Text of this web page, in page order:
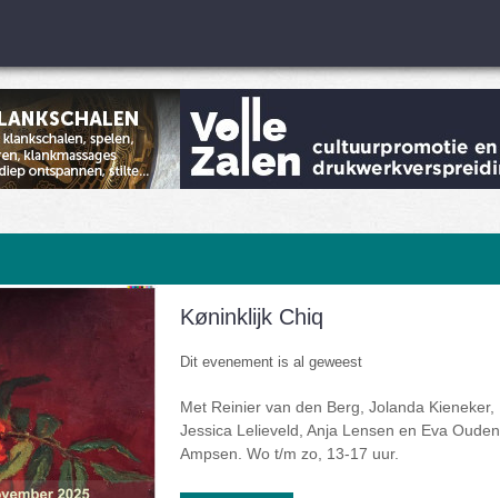
Køninklijk Chiq
Dit evenement is al geweest
Met Reinier van den Berg, Jolanda Kieneker,
Jessica Lelieveld, Anja Lensen en Eva Ouden
Ampsen. Wo t/m zo, 13-17 uur.